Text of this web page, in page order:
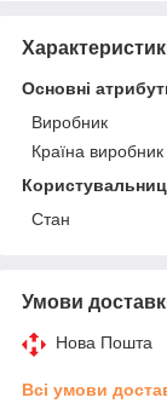
Основні
Виробник
Країна виробник
Стан
Умови
Нова Пошта
Всі умови